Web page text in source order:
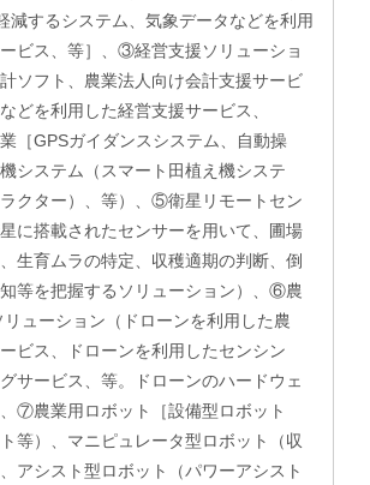
減するシステム、気象データなどを利用
ビス、等］、③経営支援ソリューショ
ソフト、農業法人向け会計支援サービ
どを利用した経営支援サービス、
［GPSガイダンスシステム、自動操
システム（スマート田植え機システ
クター）、等）、⑤衛星リモートセン
に搭載されたセンサーを用いて、圃場
生育ムラの特定、収穫適期の判断、倒
等を把握するソリューション）、⑥農
ューション（ドローンを利用した農
ビス、ドローンを利用したセンシン
サービス、等。ドローンのハードウェ
⑦農業用ロボット［設備型ロボット
ト等）、マニピュレータ型ロボット（収
アシスト型ロボット（パワーアシスト